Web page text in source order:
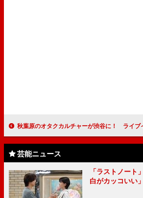
秋葉原のオタクカルチャーが渋谷に！ ライブイベント「渋谷のＡＫＩＢＡ文化
芸能ニュース
「ラストノート
白がカッコいい